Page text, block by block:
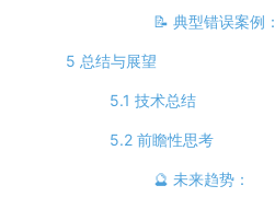
📝 典型错误案例：
5 总结与展望
5.1 技术总结
5.2 前瞻性思考
🔮 未来趋势：